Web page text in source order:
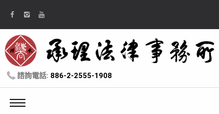
諮詢電話: 886-2-2555-1908